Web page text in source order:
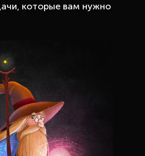
которые вам нужно